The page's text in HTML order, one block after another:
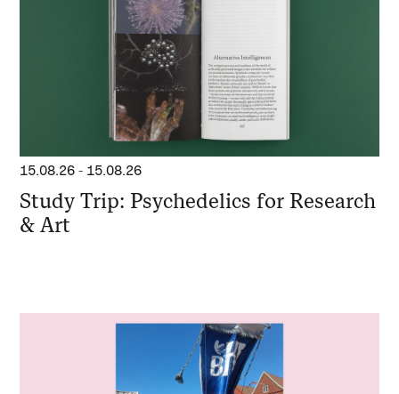
15.08.26 - 15.08.26
Study Trip: Psychedelics for Research
& Art